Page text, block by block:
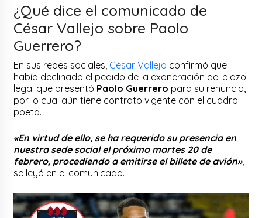
¿Qué dice el comunicado de
César Vallejo sobre Paolo
Guerrero?
En sus redes sociales, César Vallejo confirmó que
había declinado el pedido de la exoneración del plazo
legal que presentó Paolo Guerrero para su renuncia,
por lo cual aún tiene contrato vigente con el cuadro
poeta.
«En virtud de ello, se ha requerido su presencia en
nuestra sede social el próximo martes 20 de
febrero, procediendo a emitirse el billete de avión»,
se leyó en el comunicado.